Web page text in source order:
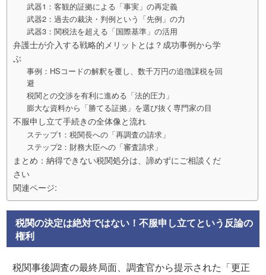
武器1：客観的証拠による「事実」の再定義
武器2：過去の裁決・判例という「先例」の力
武器3：関税法を超える「国際基準」の活用
弁護士が介入する戦略的メリットとは？成功事例から学
ぶ
事例：HSコードの解釈を覆し、数千万円の追徴課税を回
避
税関との交渉を有利に進める「法的圧力」
膨大な資料から「勝てる証拠」を選び抜く専門家の目
不服申し立て手続きの全体像と流れ
ステップ1：税関長への「再調査の請求」
ステップ2：財務大臣への「審査請求」
まとめ：納得できない税関処分は、諦めずにご相談くだ
さい
関連ページ:
税関の決定は絶対ではない！不服申し立てという反論の
権利
税関事後調査の最終局面、調査官から提示された「更正